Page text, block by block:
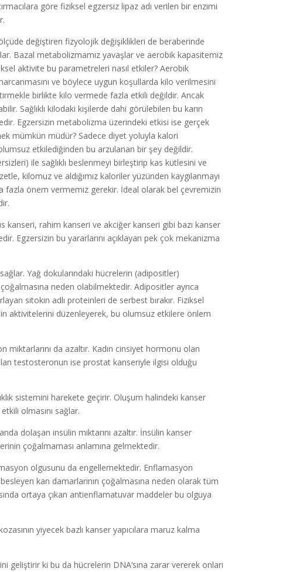
göre fiziksel egzersiz lipaz adı verilen bir enzimi
değiştiren fizyolojik değişiklikleri de beraberinde
Bazal metabolizmamız yavaşlar ve aerobik kapasitemiz
aktivite bu parametreleri nasıl etkiler? Aerobik
ve böylece uygun koşullarda kilo verilmesini
birlikte kilo vermede fazla etkili değildir. Ancak
Sağlıklı kilodaki kişilerde dahi görülebilen bu karın
Egzersizin metabolizma üzerindeki etkisi ise gerçek
mümkün müdür? Sadece diyet yoluyla kalori
etkilediğinden bu arzulanan bir şey değildir.
ile sağlıklı beslenmeyi birleştirip kas kütlesini ve
kilomuz ve aldığımız kaloriler yüzünden kaygılanmayı
fazla önem vermemiz gerekir. İdeal olarak bel çevremizin
kanseri, rahim kanseri ve akciğer kanseri gibi bazı kanser
Egzersizin bu yararlarını açıklayan pek çok mekanizma
Yağ dokularındaki hücrelerin (adipositler)
neden olabilmektedir. Adipositler ayrıca
sitokin adlı proteinleri de serbest bırakır. Fiziksel
aktivitelerini düzenleyerek, bu olumsuz etkilere önlem
da azaltır. Kadın cinsiyet hormonu olan
testosteronun ise prostat kanseriyle ilgisi olduğu
sistemini harekete geçirir. Oluşum halindeki kanser
olmasını sağlar.
dolaşan insülin miktarını azaltır. İnsülin kanser
çoğalmaması anlamına gelmektedir.
olgusunu da engellemektedir. Enflamasyon
kan damarlarının çoğalmasına neden olarak tüm
ortaya çıkan antienflamatuvar maddeler bu olguya
yiyecek bazlı kanser yapıcılara maruz kalma
ki bu da hücrelerin DNA’sına zarar vererek onları